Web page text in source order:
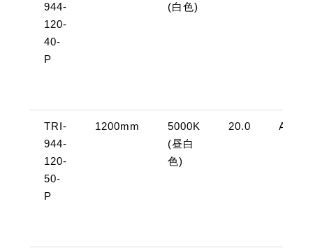
944-
120-
40-
P
(白色)
TRI-
944-
120-
50-
P
1200mm
5000K
(昼白
色)
20.0